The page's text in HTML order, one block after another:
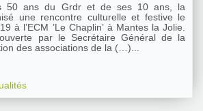
50 ans du Grdr et de ses 10 ans, la
une rencontre culturelle et festive le
à l’ECM ’Le Chaplin’ à Mantes la Jolie.
par le Secrétaire Général de la
des associations de la (…)...